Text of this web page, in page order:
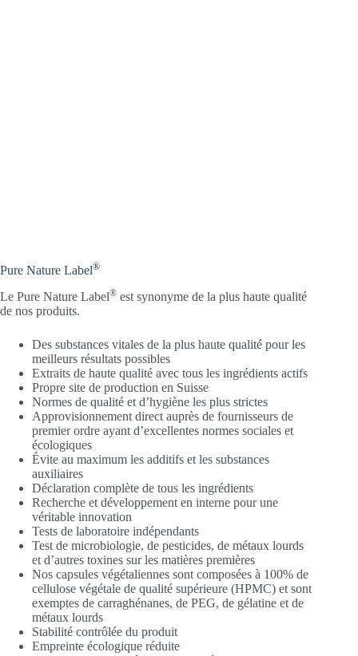
Pure Nature Label®
Le Pure Nature Label® est synonyme de la plus haute qualité
de nos produits.
Des substances vitales de la plus haute qualité pour les
meilleurs résultats possibles
Extraits de haute qualité avec tous les ingrédients actifs
Propre site de production en Suisse
Normes de qualité et d’hygiène les plus strictes
Approvisionnement direct auprès de fournisseurs de
premier ordre ayant d’excellentes normes sociales et
écologiques
Évite au maximum les additifs et les substances
auxiliaires
Déclaration complète de tous les ingrédients
Recherche et développement en interne pour une
véritable innovation
Tests de laboratoire indépendants
Test de microbiologie, de pesticides, de métaux lourds
et d’autres toxines sur les matières premières
Nos capsules végétaliennes sont composées à 100% de
cellulose végétale de qualité supérieure (HPMC) et sont
exemptes de carraghénanes, de PEG, de gélatine et de
métaux lourds
Stabilité contrôlée du produit
Empreinte écologique réduite